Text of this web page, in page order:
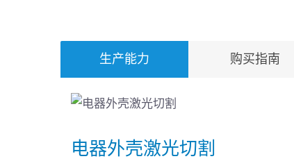
生产能力 购买指南
电器外壳激光切割